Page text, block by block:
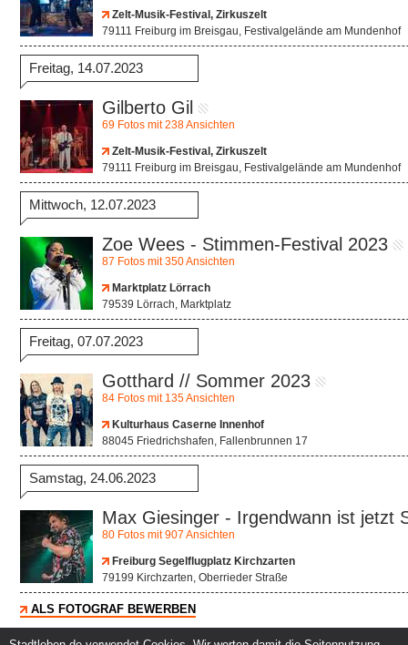
Zelt-Musik-Festival, Zirkuszelt
79111 Freiburg im Breisgau, Festivalgelände am Mundenhof
Freitag, 14.07.2023
Gilberto Gil
69 Fotos mit 238 Ansichten
Zelt-Musik-Festival, Zirkuszelt
79111 Freiburg im Breisgau, Festivalgelände am Mundenhof
Mittwoch, 12.07.2023
Zoe Wees - Stimmen-Festival 2023
87 Fotos mit 350 Ansichten
Marktplatz Lörrach
79539 Lörrach, Marktplatz
Freitag, 07.07.2023
Gotthard // Sommer 2023
84 Fotos mit 135 Ansichten
Kulturhaus Caserne Innenhof
88045 Friedrichshafen, Fallenbrunnen 17
Samstag, 24.06.2023
Max Giesinger - Irgendwann ist jetzt
80 Fotos mit 907 Ansichten
Freiburg Segelflugplatz Kirchzarten
79199 Kirchzarten, Oberrieder Straße
ALS FOTOGRAF BEWERBEN